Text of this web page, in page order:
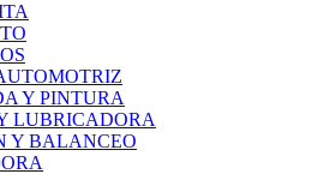
Y PINTURA
LUBRICADORA
Y BALANCEO